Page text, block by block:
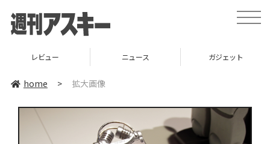
toggle
レビュー ニュース ガジェット
home > 拡大画像